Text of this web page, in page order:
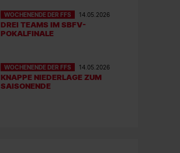
WOCHENENDE DER FFS 14.05.2026
DREI TEAMS IM SBFV-
POKALFINALE
WOCHENENDE DER FFS 14.05.2026
KNAPPE NIEDERLAGE ZUM
SAISONENDE